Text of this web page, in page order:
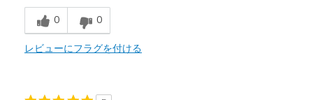
Durable
Stylish
0 0
レビューにフラグを付ける